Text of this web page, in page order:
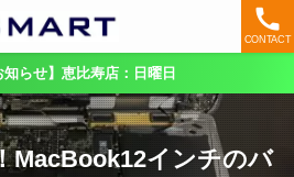
CONTACT
知らせ】恵比寿店：日曜日
MacBook12インチのバ